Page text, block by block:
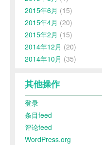
2015年6月 (15)
2015年4月 (20)
2015年2月 (15)
2014年12月 (20)
2014年10月 (35)
其他操作
登录
条目feed
评论feed
WordPress.org